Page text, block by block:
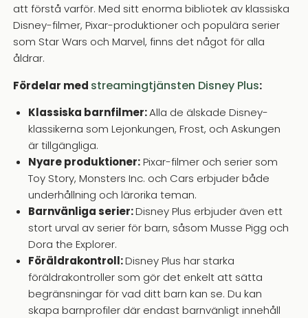
att förstå varför. Med sitt enorma bibliotek av klassiska
Disney-filmer, Pixar-produktioner och populära serier
som Star Wars och Marvel, finns det något för alla
åldrar.
Fördelar med streamingtjänsten Disney Plus:
Klassiska barnfilmer:Alla de älskade Disney-
klassikerna som Lejonkungen, Frost, och Askungen
är tillgängliga.
Nyare produktioner:Pixar-filmer och serier som
Toy Story, Monsters Inc. och Cars erbjuder både
underhållning och lärorika teman.
Barnvänliga serier:Disney Plus erbjuder även ett
stort urval av serier för barn, såsom Musse Pigg och
Dora the Explorer.
Föräldrakontroll:Disney Plus har starka
föräldrakontroller som gör det enkelt att sätta
begränsningar för vad ditt barn kan se. Du kan
skapa barnprofiler där endast barnvänligt innehåll